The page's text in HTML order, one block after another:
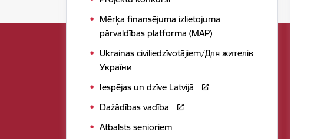
Mērķa finansējuma izlietojuma
pārvaldības platforma (MAP)
Ukrainas civiliedzīvotājiem/Для жителів
України
Iespējas un dzīve Latvijā
Dažādības vadība
Atbalsts senioriem